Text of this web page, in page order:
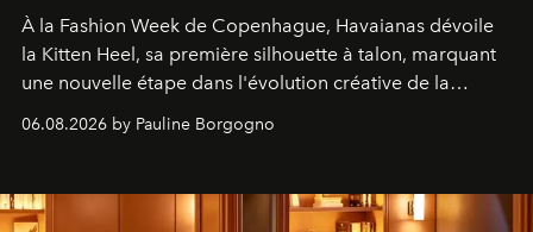
À la Fashion Week de Copenhague, Havaianas dévoile
la Kitten Heel, sa première silhouette à talon, marquant
une nouvelle étape dans l'évolution créative de la
06.08.2026 by Pauline Borgogno